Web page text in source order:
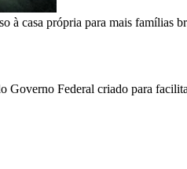
à casa própria para mais famílias
Federal criado para